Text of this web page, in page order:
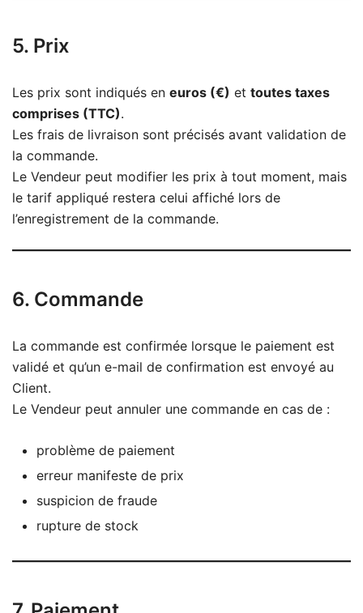
5. Prix
Les prix sont indiqués en euros (€) et toutes taxes
comprises (TTC).
Les frais de livraison sont précisés avant validation de
la commande.
Le Vendeur peut modifier les prix à tout moment, mais
le tarif appliqué restera celui affiché lors de
l’enregistrement de la commande.
6. Commande
La commande est confirmée lorsque le paiement est
validé et qu’un e-mail de confirmation est envoyé au
Client.
Le Vendeur peut annuler une commande en cas de :
problème de paiement
erreur manifeste de prix
suspicion de fraude
rupture de stock